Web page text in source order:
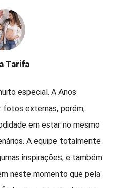
especial. A Anos
externas, porém,
em estar no mesmo
A equipe totalmente
inspirações, e também
neste momento que pela
Tarifa